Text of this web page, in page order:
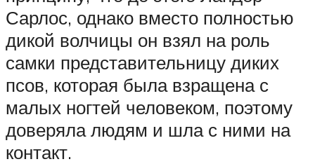
Сарлос, однако вместо полностью
дикой волчицы он взял на роль
самки представительницу диких
псов, которая была взращена с
малых ногтей человеком, поэтому
доверяла людям и шла с ними на
контакт.